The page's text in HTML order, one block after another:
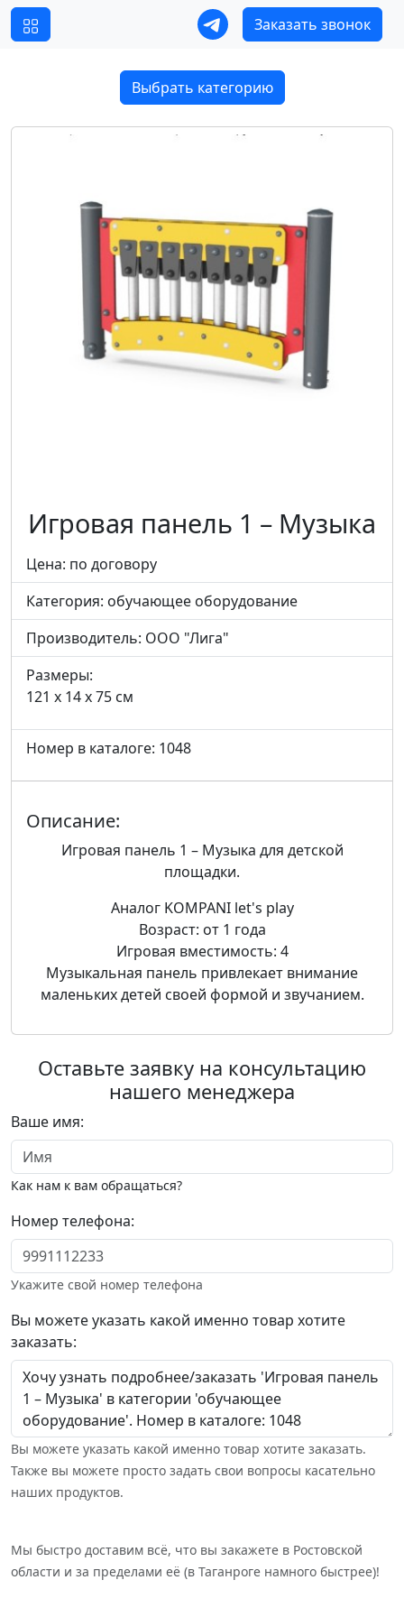
Заказать звонок
Выбрать категорию
Игровая панель 1 – Музыка
Цена: по договору
Категория: обучающее оборудование
Производитель: ООО "Лига"
Размеры:
121 x 14 x 75 см
Номер в каталоге: 1048
Описание:
Игровая панель 1 – Музыка для детской
площадки.
Аналог KOMPANI let's play
Возраст: от 1 года
Игровая вместимость: 4
Музыкальная панель привлекает внимание
маленьких детей своей формой и звучанием.
Оставьте заявку на консультацию
нашего менеджера
Ваше имя:
Как нам к вам обращаться?
Номер телефона:
Укажите свой номер телефона
Вы можете указать какой именно товар хотите
заказать:
Вы можете указать какой именно товар хотите заказать.
Также вы можете просто задать свои вопросы касательно
наших продуктов.
Мы быстро доставим всё, что вы закажете в Ростовской
области и за пределами её (в Таганроге намного быстрее)!